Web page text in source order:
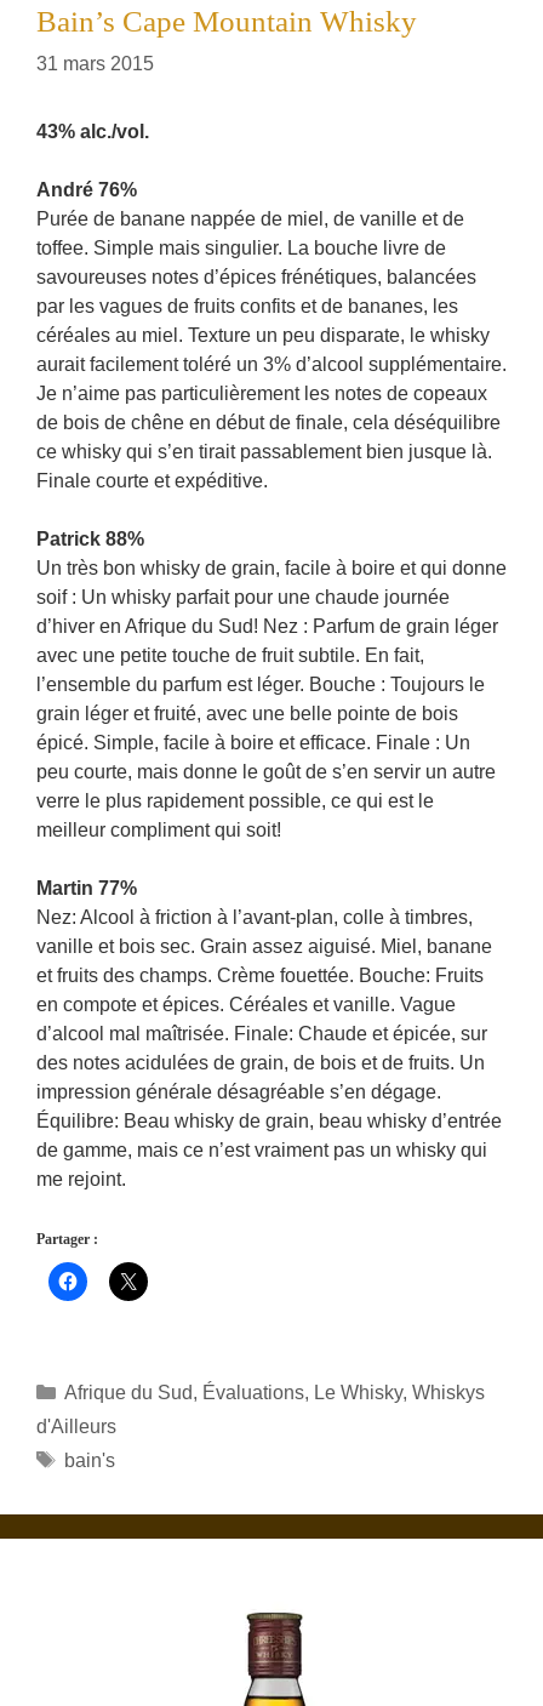
Bain’s Cape Mountain Whisky
31 mars 2015
43% alc./vol.
André 76%
Purée de banane nappée de miel, de vanille et de
toffee. Simple mais singulier. La bouche livre de
savoureuses notes d’épices frénétiques, balancées
par les vagues de fruits confits et de bananes, les
céréales au miel. Texture un peu disparate, le whisky
aurait facilement toléré un 3% d’alcool supplémentaire.
Je n’aime pas particulièrement les notes de copeaux
de bois de chêne en début de finale, cela déséquilibre
ce whisky qui s’en tirait passablement bien jusque là.
Finale courte et expéditive.
Patrick 88%
Un très bon whisky de grain, facile à boire et qui donne
soif : Un whisky parfait pour une chaude journée
d’hiver en Afrique du Sud! Nez : Parfum de grain léger
avec une petite touche de fruit subtile. En fait,
l’ensemble du parfum est léger. Bouche : Toujours le
grain léger et fruité, avec une belle pointe de bois
épicé. Simple, facile à boire et efficace. Finale : Un
peu courte, mais donne le goût de s’en servir un autre
verre le plus rapidement possible, ce qui est le
meilleur compliment qui soit!
Martin 77%
Nez: Alcool à friction à l’avant-plan, colle à timbres,
vanille et bois sec. Grain assez aiguisé. Miel, banane
et fruits des champs. Crème fouettée. Bouche: Fruits
en compote et épices. Céréales et vanille. Vague
d’alcool mal maîtrisée. Finale: Chaude et épicée, sur
des notes acidulées de grain, de bois et de fruits. Un
impression générale désagréable s’en dégage.
Équilibre: Beau whisky de grain, beau whisky d’entrée
de gamme, mais ce n’est vraiment pas un whisky qui
me rejoint.
Partager :
Catégories
Afrique du Sud, Évaluations, Le Whisky, Whiskys
d'Ailleurs
Étiquettes
bain's